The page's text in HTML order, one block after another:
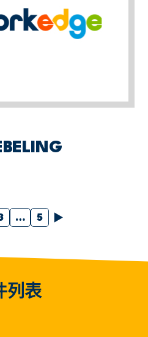
… 5 下一个
列表